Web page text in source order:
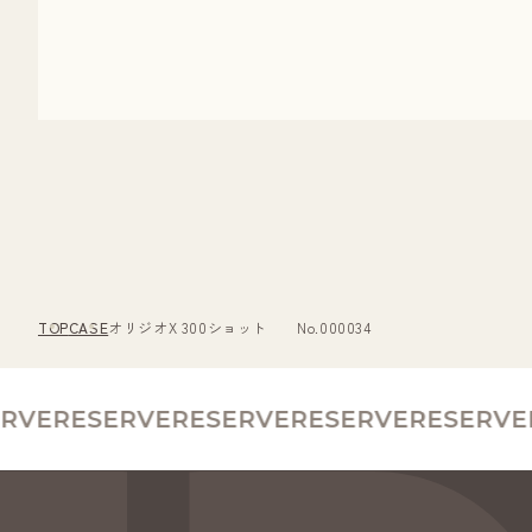
TOPCASEオリジオX 300ショット No.000034
RESERVERESERVERESERVERESERVE